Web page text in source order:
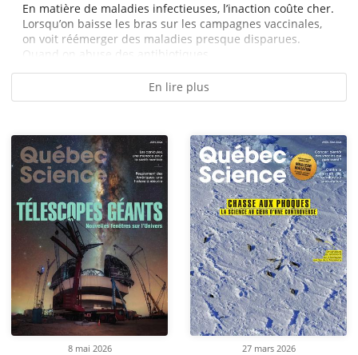
En matière de maladies infectieuses, l’inaction coûte cher.
Lorsqu’on baisse les bras sur les campagnes vaccinales,
on voit réémerger des maladies presque disparues.
Quand on abuse des antibiotiques,...
En lire plus
8 mai 2026 27 mars 2026